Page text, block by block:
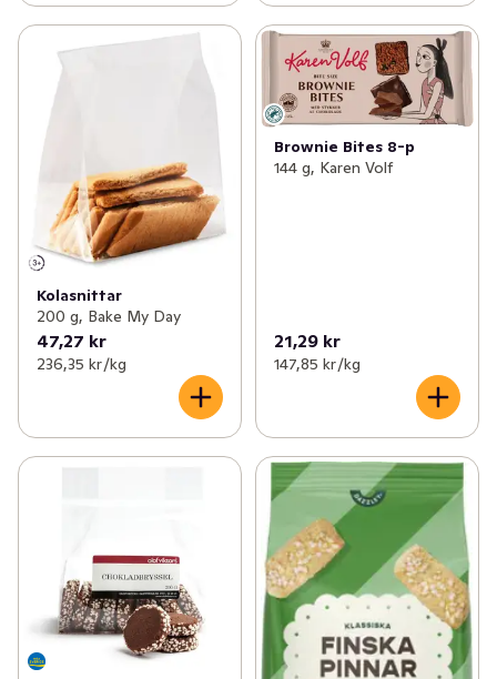
Kolasnittar
200 g, Bake My Day
47,27 kr
236,35 kr /kg
Brownie Bites 8-p
144 g, Karen Volf
21,29 kr
147,85 kr /kg